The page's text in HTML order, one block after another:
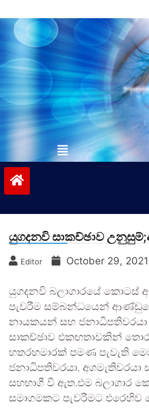
to
contentvinivida.lk
යුගදනවි සාකච්ඡාව
Editor October 29, 2021
යුගදනවි බලාගාරයේ කොටස්
පැවරීම සම්බන්ධයෙන්
නායකයන් සහ ජනාධිපතිවරයා
සාකච්ඡාව එකඟතාවකින්
හතරහමාරක් පමණ පැවැති
ජනාධිපතිවරයා, අගමැතිවරයා
සහභාගී වී ඇත.එම බලාගාර
සමාගමකට පැවරීමට එරෙහිව